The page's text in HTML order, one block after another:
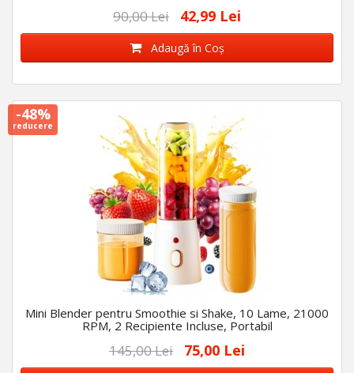
90,00 Lei 42,99 Lei
Adaugă în Coş
-48%
reducere
Mini Blender pentru Smoothie si Shake, 10 Lame, 21000
RPM, 2 Recipiente Incluse, Portabil
145,00 Lei 75,00 Lei